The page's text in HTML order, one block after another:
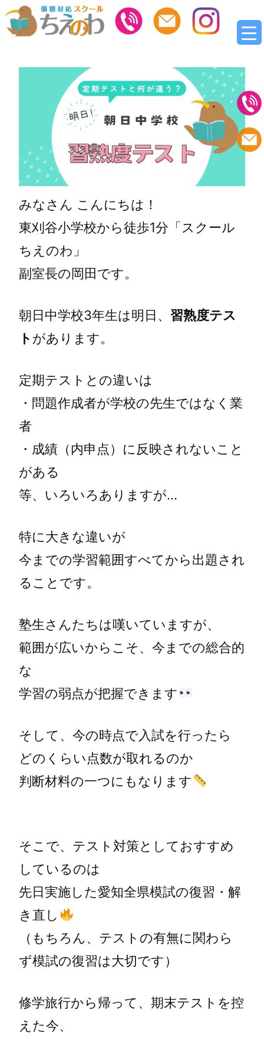
みなさん こんにちは！
東刈谷小学校から徒歩1分「スクール
ちえのわ」
副室長の岡田です。
朝日中学校3年生は明日、 習熟度テス
ト があります。
定期テストとの違いは
・問題作成者が学校の先生ではなく業
者
・成績（内申点）に反映されないこと
がある
等、いろいろありますが…
特に大きな違いが
今までの学習範囲すべてから出題され
ることです。
塾生さんたちは嘆いていますが、
範囲が広いからこそ、今までの総合的
な
学習の弱点が把握できます
そして、今の時点で入試を行ったら
どのくらい点数が取れるのか
判断材料の一つにもなります
そこで、テスト対策としておすすめ
しているのは
先日実施した愛知全県模試の復習・解
き直し
（もちろん、テストの有無に関わら
ず模試の復習は大切です）
修学旅行から帰って、期末テストを控
えた今、